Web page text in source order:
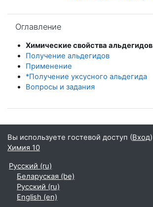
Оглавление
Химические свойства альдегидов
Получение альдегидов
Применение
*Получение уксусного альдегида
Вопросы и задания
Вы используете гостевой доступ (Вход)
Химия 10
Русский ‎(ru)‎
Беларуская ‎(be)‎
Русский ‎(ru)‎
English ‎(en)‎